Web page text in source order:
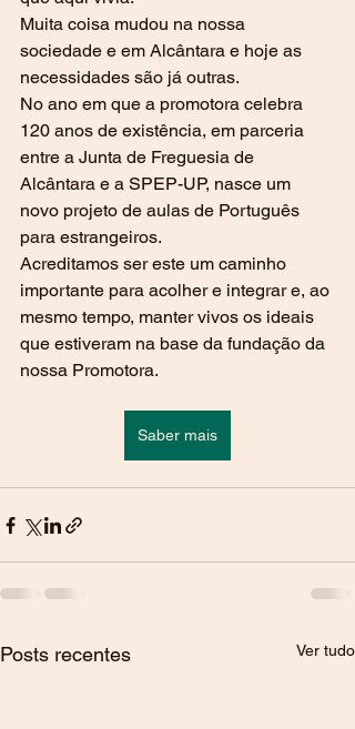
Muita coisa mudou na nossa
sociedade e em Alcântara e hoje as
necessidades são já outras.
No ano em que a promotora celebra
120 anos de existência, em parceria
entre a Junta de Freguesia de
Alcântara e a SPEP-UP, nasce um
novo projeto de aulas de Português
para estrangeiros.
Acreditamos ser este um caminho
importante para acolher e integrar e, ao
mesmo tempo, manter vivos os ideais
que estiveram na base da fundação da
nossa Promotora.
Saber mais
Posts recentes Ver tudo